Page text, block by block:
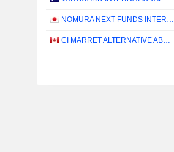
NOMURA NEXT FUNDS INTERNATIONAL EQUITY MSCI-KOKUSAI (UNHEDGED) ETF - JPY
CI MARRET ALTERNATIVE ABSOLUTE RETURN BOND ETF - CAD